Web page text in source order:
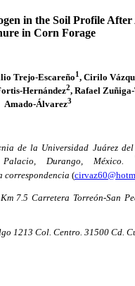
in the Soil Profile
in Corn Forage
Trejo-Escareño1, Cirilo
Hernández2, Rafael
Amado-Álvarez3
de la Universidad Juárez del
Durango, México.
correspondencia (
7.5 Carretera Torreón-San
1213 Col. Centro. 31500 Cd.